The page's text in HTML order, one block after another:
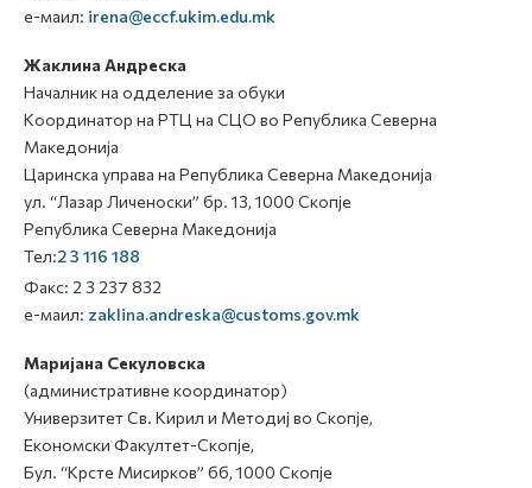
е-маил: irena@eccf.ukim.edu.mk
Жаклина Андреска
Началник на одделение за обуки
Координатор на РТЦ на СЦО во Република Северна
Македонија
Царинска управа на Република Северна Македонија
ул. “Лазар Личеноски” бр. 13, 1000 Скопје
Република Северна Македонија
Тел:2 3 116 188
Факс: 2 3 237 832
е-маил: zaklina.andreska@customs.gov.mk
Маријана Секуловска
(административне координатор)
Универзитет Св. Кирил и Методиј во Скопје,
Економски Факултет-Скопје,
Бул. “Крсте Мисирков” бб, 1000 Скопје